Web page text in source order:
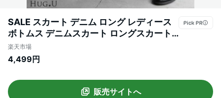
SALE スカート デニム ロング レディース
ボトムス デニムスカート ロングスカート
Aライン ロールアップ ハイウエスト ゴム
ウエスト ゴム フレア フレアスカート マキ
り 大きいサイズ ブルー 黒 秋 冬 HUG.U
楽天市場
4,499円
販売サイトへ